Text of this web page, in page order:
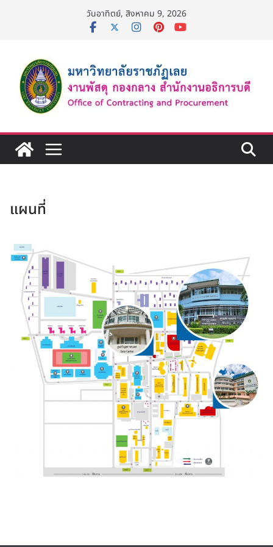
วันอาทิตย์, สิงหาคม 9, 2026
แผนที่